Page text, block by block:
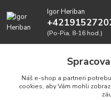
Igor Heriban
(Po-Pia, 8-16 hod.)
Náš e-shop a partneri
cookies, aby Vám mohli